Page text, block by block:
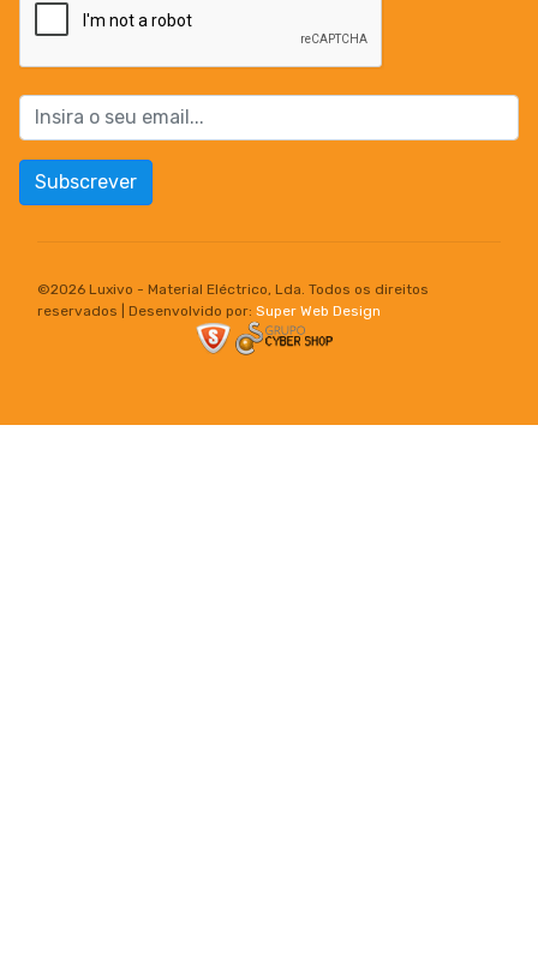
Subscrever
©2026 Luxivo - Material Eléctrico, Lda. Todos os direitos
reservados | Desenvolvido por: Super Web Design